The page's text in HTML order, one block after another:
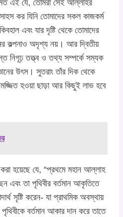
এই যে, তোমরা সেই আল্লাহর
কর যিনি তোমাদের সকল কাজকর্ম
এবং যার দৃষ্টি থেকে তোমাদের
কল্পনাও অদৃশ্য নয়। আর দ্বিতীয়
নিগূঢ় তত্ত্ব ও তথ্য সম্পর্কে সম্যক
উৎস। সুতরাং তাঁর দিক থেকে
হওয়া ছাড়া আর কিছুই লাভ হবে
হয়েছে যে, “প্রথমে মহান আল্লাহ
এবং তা পৃথিবীর বর্তমান আকৃতিতে
সৃষ্টি করেন- যা প্রাথমিক অবস্থায়
বর্তমান আকার দান করে তাতে